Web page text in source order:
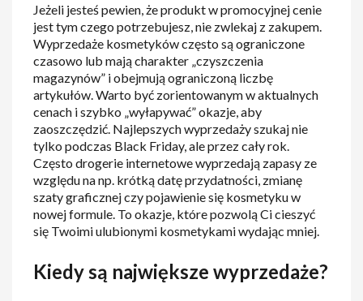
Jeżeli jesteś pewien, że produkt w promocyjnej cenie
jest tym czego potrzebujesz, nie zwlekaj z zakupem.
Wyprzedaże kosmetyków często są ograniczone
czasowo lub mają charakter „czyszczenia
magazynów” i obejmują ograniczoną liczbę
artykułów. Warto być zorientowanym w aktualnych
cenach i szybko „wyłapywać” okazje, aby
zaoszczędzić. Najlepszych wyprzedaży szukaj nie
tylko podczas Black Friday, ale przez cały rok.
Często drogerie internetowe wyprzedają zapasy ze
względu na np. krótką datę przydatności, zmianę
szaty graficznej czy pojawienie się kosmetyku w
nowej formule. To okazje, które pozwolą Ci cieszyć
się Twoimi ulubionymi kosmetykami wydając mniej.
Kiedy są największe wyprzedaże?